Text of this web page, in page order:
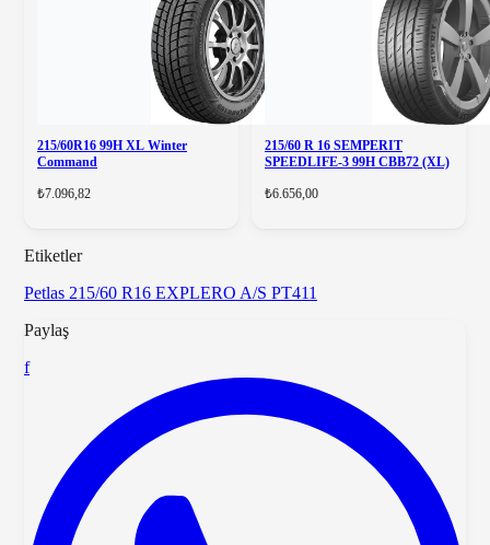
215/60R16 99H XL Winter
Command
₺7.096,82
215/60 R 16 SEMPERIT
SPEEDLIFE-3 99H CBB72 (XL)
₺6.656,00
Etiketler
Petlas 215/60 R16 EXPLERO A/S PT411
Paylaş
f